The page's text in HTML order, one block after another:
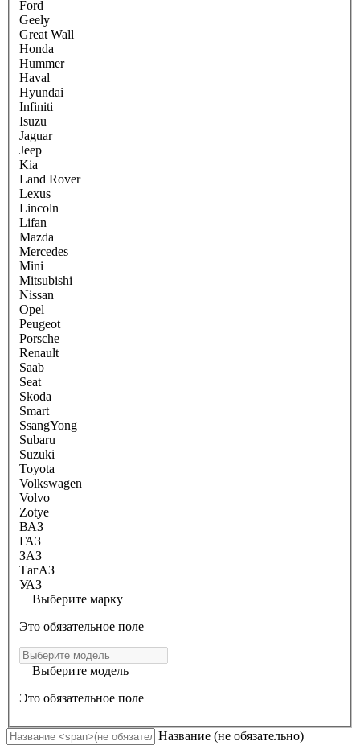
Ford
Geely
Great Wall
Honda
Hummer
Haval
Hyundai
Infiniti
Isuzu
Jaguar
Jeep
Kia
Land Rover
Lexus
Lincoln
Lifan
Mazda
Mercedes
Mini
Mitsubishi
Nissan
Opel
Peugeot
Porsche
Renault
Saab
Seat
Skoda
Smart
SsangYong
Subaru
Suzuki
Toyota
Volkswagen
Volvo
Zotye
ВАЗ
ГАЗ
ЗАЗ
ТагАЗ
УАЗ
Выберите марку
Это обязательное поле
Выберите модель
Это обязательное поле
Название (не обязательно)